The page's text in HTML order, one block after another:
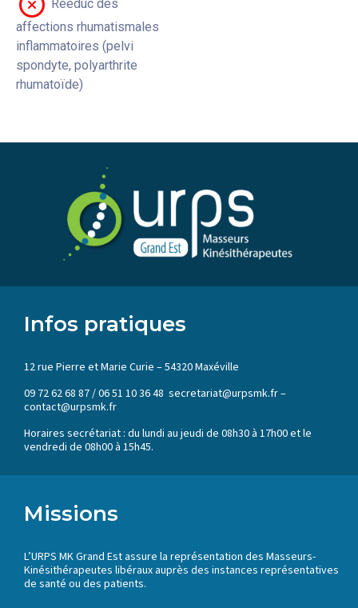
Rééduc des
affections rhumatismales
inflammatoires (pelvi
spondyte, polyarthrite
rhumatoïde)
Infos pratiques
12 rue Pierre et Marie Curie – 54320 Maxéville
09 72 62 68 87 / 06 51 10 36 48 secretariat@urpsmk.fr –
contact@urpsmk.fr
Horaires secrétariat : du lundi au jeudi de 08h30 à 17h00 et le
vendredi de 08h00 à 15h45.
Missions
L’URPS MK Grand Est assure la représentation des Masseurs-
Kinésithérapeutes libéraux auprès des instances représentatives
de santé ou des patients.